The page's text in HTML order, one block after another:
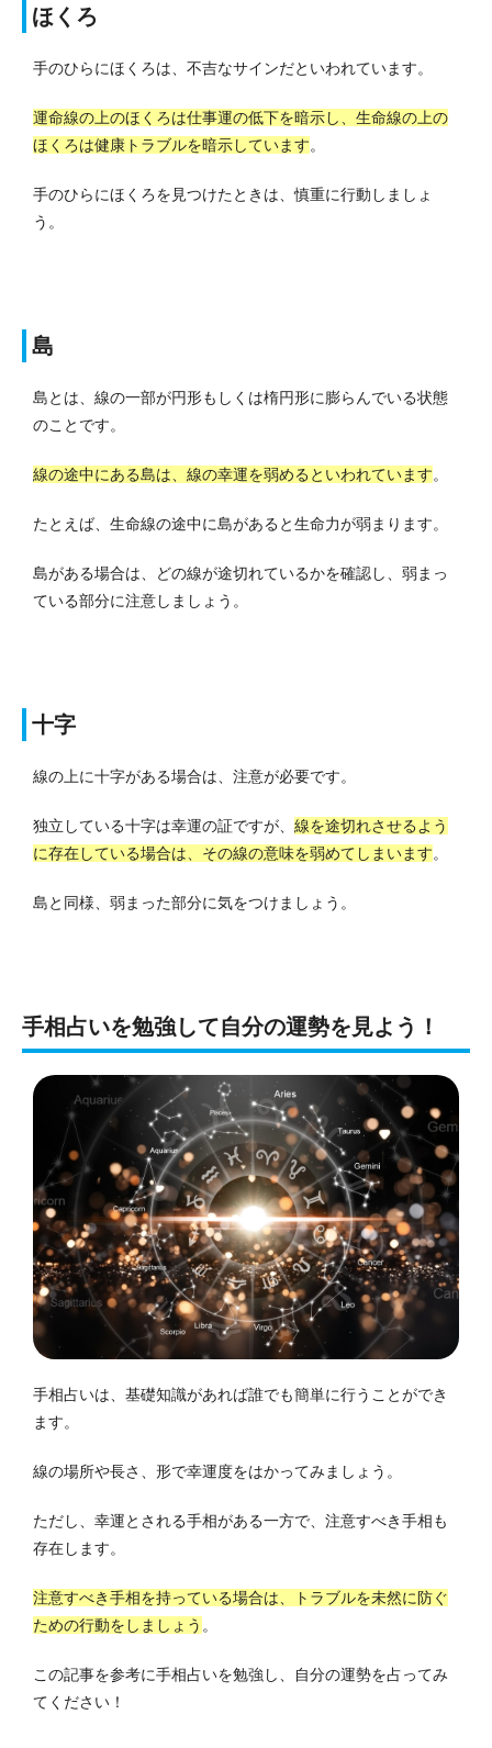
ほくろ
手のひらにほくろは、不吉なサインだといわれています。
運命線の上のほくろは仕事運の低下を暗示し、生命線の上の
ほくろは健康トラブルを暗示しています。
手のひらにほくろを見つけたときは、慎重に行動しましょ
う。
島
島とは、線の一部が円形もしくは楕円形に膨らんでいる状態
のことです。
線の途中にある島は、線の幸運を弱めるといわれています。
たとえば、生命線の途中に島があると生命力が弱まります。
島がある場合は、どの線が途切れているかを確認し、弱まっ
ている部分に注意しましょう。
十字
線の上に十字がある場合は、注意が必要です。
独立している十字は幸運の証ですが、 線を途切れさせるよう
に存在している場合は、その線の意味を弱めてしまいます。
島と同様、弱まった部分に気をつけましょう。
手相占いを勉強して自分の運勢を見よう！
手相占いは、基礎知識があれば誰でも簡単に行うことができ
ます。
線の場所や長さ、形で幸運度をはかってみましょう。
ただし、幸運とされる手相がある一方で、注意すべき手相も
存在します。
注意すべき手相を持っている場合は、トラブルを未然に防ぐ
ための行動をしましょう 。
この記事を参考に手相占いを勉強し、自分の運勢を占ってみ
てください！